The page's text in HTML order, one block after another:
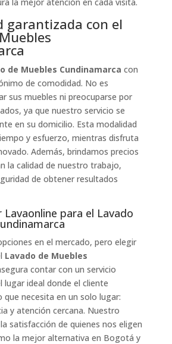
garantizada con el
de Muebles Cundinamarca con
de comodidad. No es
sus muebles ni preocuparse por
ya que nuestro servicio se
en su domicilio. Esta modalidad
y esfuerzo, mientras disfruta
Además, brindamos precios
la calidad de nuestro trabajo,
de obtener resultados
Lavaonline para el Lavado
en el mercado, pero elegir
Lavado de Muebles
contar con un servicio
lugar ideal donde el cliente
necesita en un solo lugar:
y atención cercana. Nuestro
satisfacción de quienes nos eligen
la mejor alternativa en Bogotá y